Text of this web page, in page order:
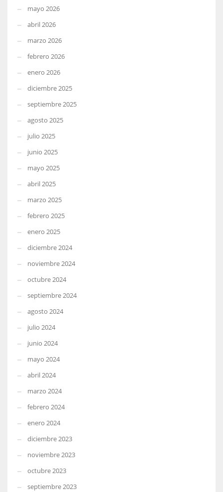
mayo 2026
abril 2026
marzo 2026
febrero 2026
enero 2026
diciembre 2025
septiembre 2025
agosto 2025
julio 2025
junio 2025
mayo 2025
abril 2025
marzo 2025
febrero 2025
enero 2025
diciembre 2024
noviembre 2024
octubre 2024
septiembre 2024
agosto 2024
julio 2024
junio 2024
mayo 2024
abril 2024
marzo 2024
febrero 2024
enero 2024
diciembre 2023
noviembre 2023
octubre 2023
septiembre 2023